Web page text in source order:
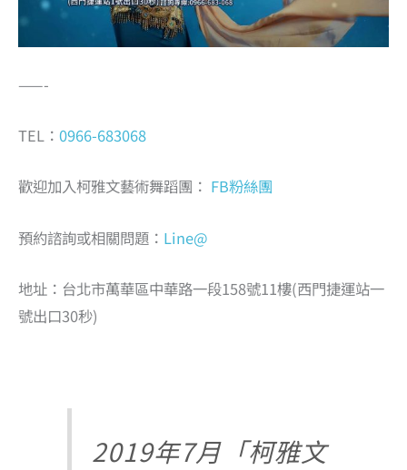
——-
TEL： 0966-683068
歡迎加入柯雅文藝術舞蹈團： FB粉絲團
預約諮詢或相關問題： Line@
地址：台北市萬華區中華路一段158號11樓(西門捷運站一
號出口30秒)
2019年7月「柯雅文